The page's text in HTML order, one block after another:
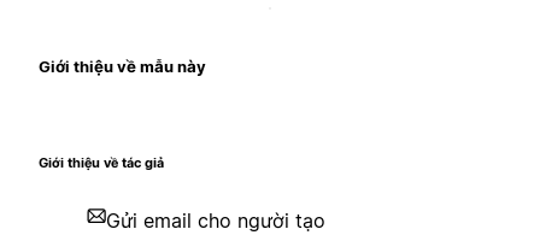
Giới thiệu về mẫu này
Giới thiệu về tác giả
Gửi email cho người tạo